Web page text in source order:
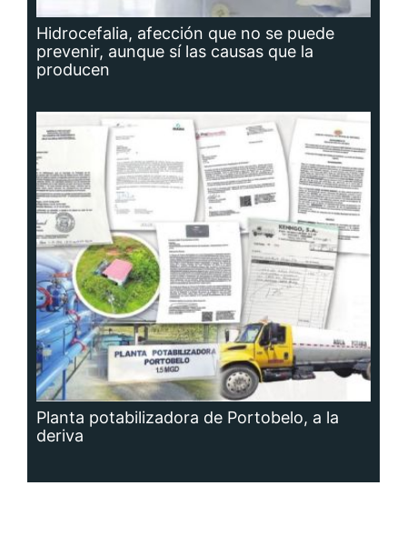
Hidrocefalia, afección que no se puede
prevenir, aunque sí las causas que la
producen
Planta potabilizadora de Portobelo, a la
deriva